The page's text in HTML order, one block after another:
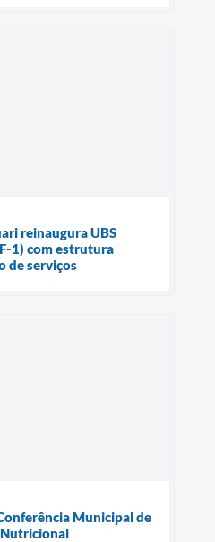
reinaugura UBS
1) com estrutura
de serviços
Municipal de